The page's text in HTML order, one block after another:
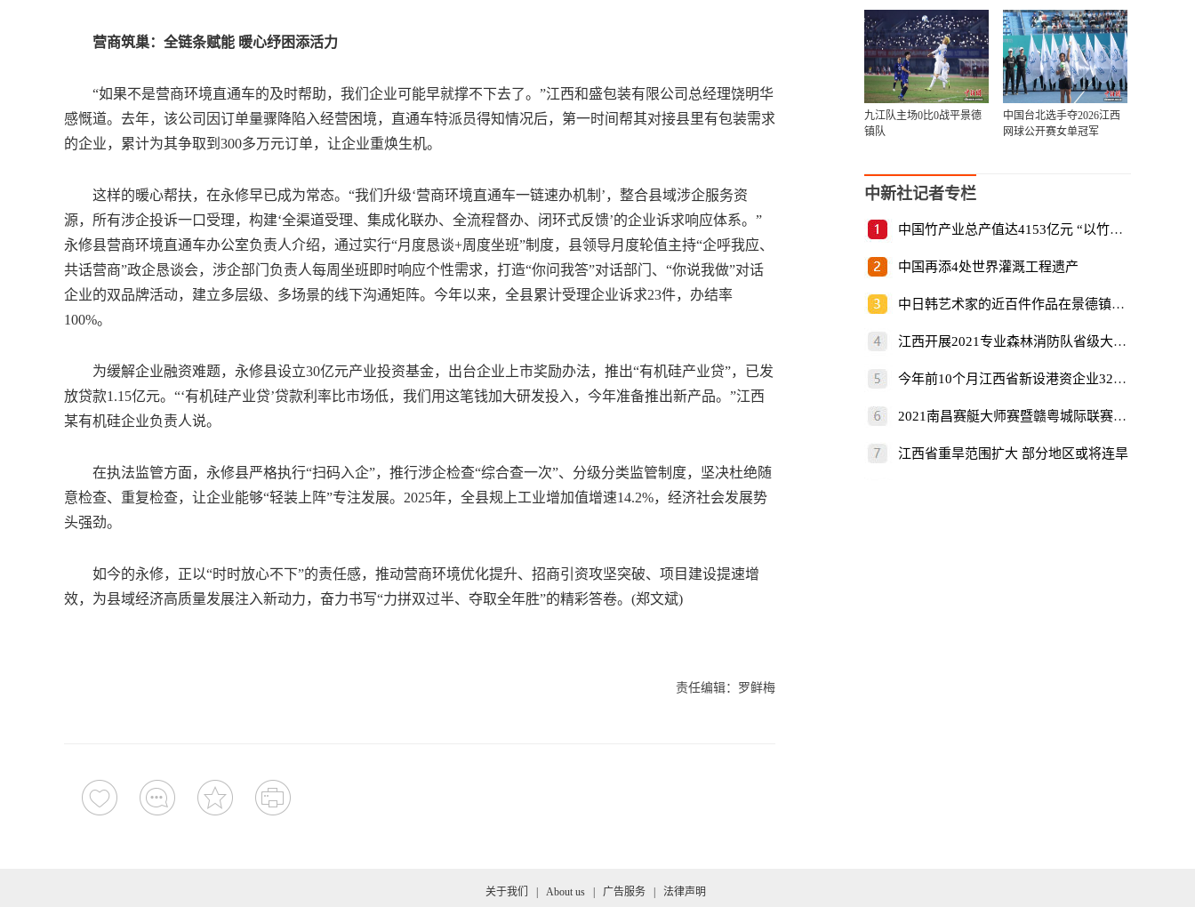
营商筑巢：全链条赋能 暖心纾困添活力
“如果不是营商环境直通车的及时帮助，我们企业可能早就撑不下去了。”江西和盛包装有限公司总经理饶明华
感慨道。去年，该公司因订单量骤降陷入经营困境，直通车特派员得知情况后，第一时间帮其对接县里有包装需求
的企业，累计为其争取到300多万元订单，让企业重焕生机。
这样的暖心帮扶，在永修早已成为常态。“我们升级‘营商环境直通车一链速办机制’，整合县域涉企服务资
源，所有涉企投诉一口受理，构建‘全渠道受理、集成化联办、全流程督办、闭环式反馈’的企业诉求响应体系。”
永修县营商环境直通车办公室负责人介绍，通过实行“月度恳谈+周度坐班”制度，县领导月度轮值主持“企呼我应、
共话营商”政企恳谈会，涉企部门负责人每周坐班即时响应个性需求，打造“你问我答”对话部门、“你说我做”对话
企业的双品牌活动，建立多层级、多场景的线下沟通矩阵。今年以来，全县累计受理企业诉求23件，办结率
100%。
为缓解企业融资难题，永修县设立30亿元产业投资基金，出台企业上市奖励办法，推出“有机硅产业贷”，已发
放贷款1.15亿元。“‘有机硅产业贷’贷款利率比市场低，我们用这笔钱加大研发投入，今年准备推出新产品。”江西
某有机硅企业负责人说。
在执法监管方面，永修县严格执行“扫码入企”，推行涉企检查“综合查一次”、分级分类监管制度，坚决杜绝随
意检查、重复检查，让企业能够“轻装上阵”专注发展。2025年，全县规上工业增加值增速14.2%，经济社会发展势
头强劲。
如今的永修，正以“时时放心不下”的责任感，推动营商环境优化提升、招商引资攻坚突破、项目建设提速增
效，为县域经济高质量发展注入新动力，奋力书写“力拼双过半、夺取全年胜”的精彩答卷。(郑文斌)
责任编辑：罗鲜梅
九江队主场0比0战平景德
镇队
中国台北选手夺2026江西
网球公开赛女单冠军
中新社记者专栏
中国竹产业总产值达4153亿元 “以竹代塑”倡
中国再添4处世界灌溉工程遗产
中日韩艺术家的近百件作品在景德镇展出
江西开展2021专业森林消防队省级大比武
今年前10个月江西省新设港资企业325家
2021南昌赛艇大师赛暨赣粤城际联赛开赛
江西省重旱范围扩大 部分地区或将连旱
关于我们 About us 广告服务 法律声明